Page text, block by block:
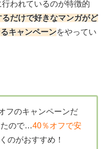
われているのが特徴的
だけで好きなマンガがど
キャンペーンをやってい
フのキャンペーンだ
たので…40％オフで安
のがおすすめ！